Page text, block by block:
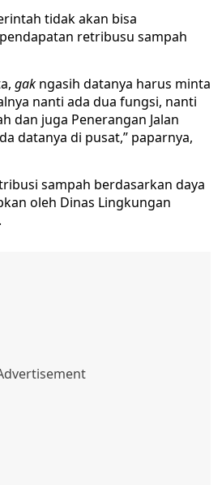
tidak akan bisa
retribusu sampah
gak ngasih datanya harus minta
nanti ada dua fungsi, nanti
dan juga Penerangan Jalan
datanya di pusat,” paparnya,
sampah berdasarkan daya
oleh Dinas Lingkungan